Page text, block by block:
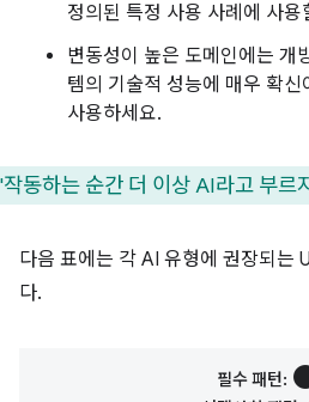
정의된 특정 사용 사례에 사용
변동성이 높은 도메인에는 개
템의 기술적 성능에 매우 확
사용하세요.
'작동하는 순간 더 이상 AI라고 부르
다음 표에는 각 AI 유형에 권장되는
다.
필수 패턴: